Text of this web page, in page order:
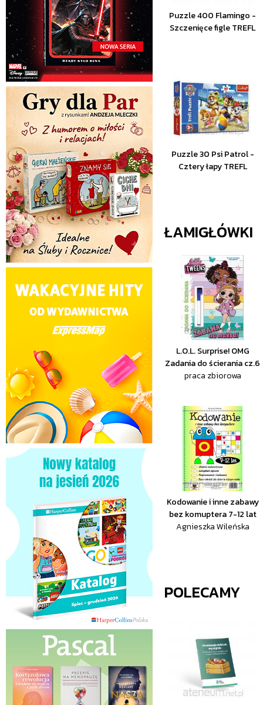
Puzzle 400 Flamingo -
Szczenięce figle TREFL
Puzzle 30 Psi Patrol -
Cztery łapy TREFL
ŁAMIGŁÓWKI
L.O.L. Surprise! OMG
Zadania do ścierania cz.6
praca zbiorowa
Kodowanie i inne zabawy
bez komuptera 7-12 lat
Agnieszka Wileńska
POLECAMY